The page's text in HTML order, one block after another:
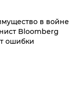
в войне
Bloomberg
ошибки